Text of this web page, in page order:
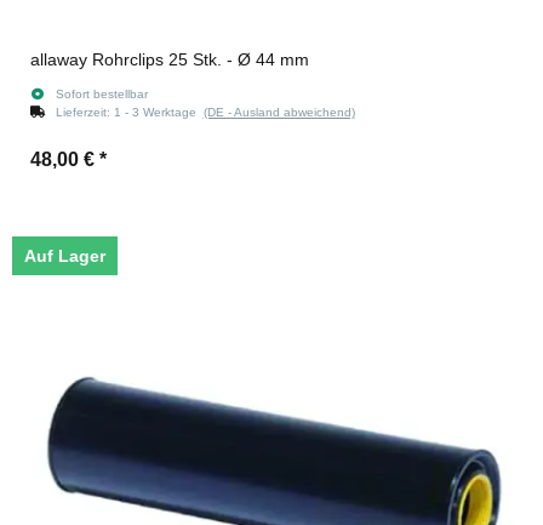
allaway Rohrclips 25 Stk. - Ø 44 mm
Sofort bestellbar
Lieferzeit: 1 - 3 Werktage (DE - Ausland abweichend)
48,00 € *
Auf Lager